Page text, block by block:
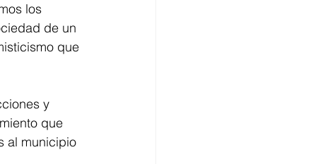
los
de un
que
y
que
al municipio